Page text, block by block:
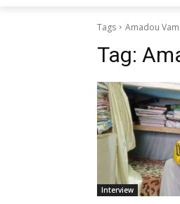
Tags Amadou
Tag:
Interview